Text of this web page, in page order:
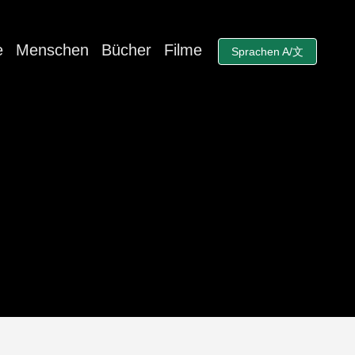
Menschen Bücher Filme Sprachen A/文